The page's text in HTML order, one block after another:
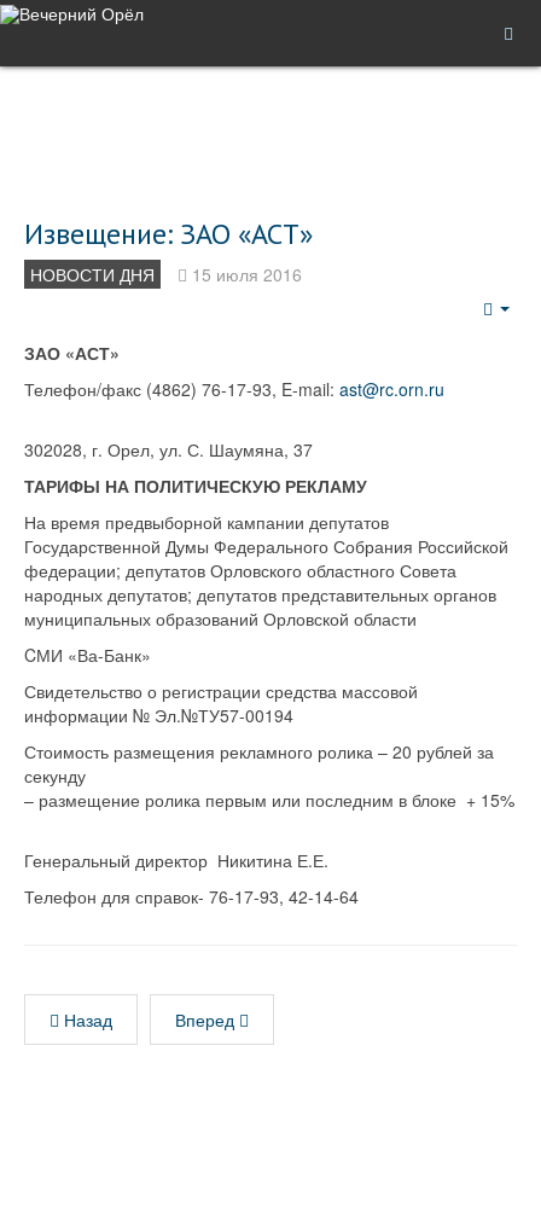
Извещение: ЗАО «АСТ»
НОВОСТИ ДНЯ 15 июля 2016
ЗАО «АСТ»
Телефон/факс (4862) 76-17-93, E-mail: ast@rc.orn.ru
302028, г. Орел, ул. С. Шаумяна, 37
ТАРИФЫ НА ПОЛИТИЧЕСКУЮ РЕКЛАМУ
На время предвыборной кампании депутатов
Государственной Думы Федерального Собрания Российской
федерации; депутатов Орловского областного Совета
народных депутатов; депутатов представительных органов
муниципальных образований Орловской области
CМИ «Ва-Банк»
Свидетельство о регистрации средства массовой
информации № Эл.№ТУ57-00194
Стоимость размещения рекламного ролика – 20 рублей за
секунду
– размещение ролика первым или последним в блоке + 15%
Генеральный директор Никитина Е.Е.
Телефон для справок- 76-17-93, 42-14-64
Назад Вперед